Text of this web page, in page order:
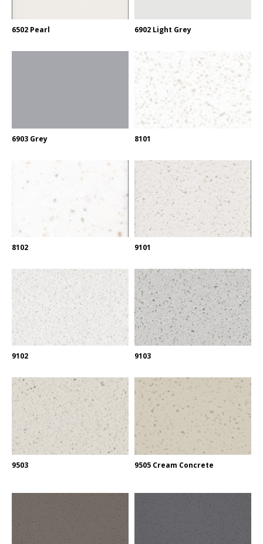
6502 Pearl 6902 Light Grey
6903 Grey 8101
8102 9101
9102 9103
9503 9505 Cream Concrete